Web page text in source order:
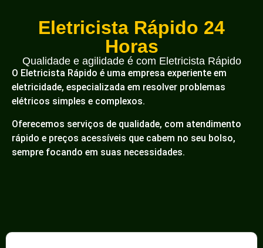
Eletricista Rápido 24
Horas
Qualidade e agilidade é com Eletricista Rápido
O Eletricista Rápido é uma empresa experiente em
eletricidade, especializada em resolver problemas
elétricos simples e complexos.
Oferecemos serviços de qualidade, com atendimento
rápido e preços acessíveis que cabem no seu bolso,
sempre focando em suas necessidades.